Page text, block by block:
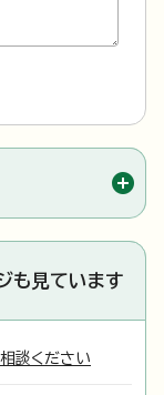
も見ています
談ください